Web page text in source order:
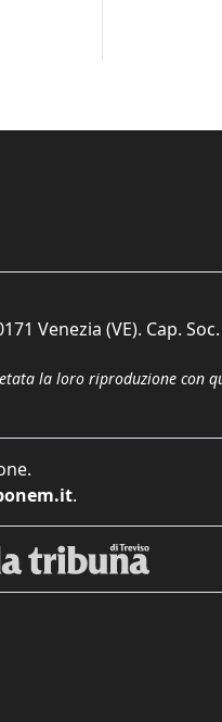
Venezia (VE). Cap. Soc.
la loro riproduzione con
.